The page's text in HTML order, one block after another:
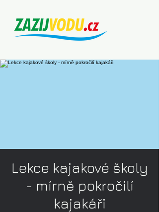
Lekce kajakové školy
- mírně pokročilí
kajakáři